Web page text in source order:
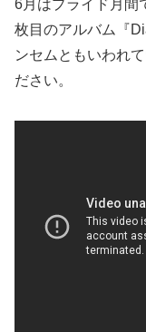
6月はプライド月間
枚目のアルバム『
ンセムともいわれて
ださい。